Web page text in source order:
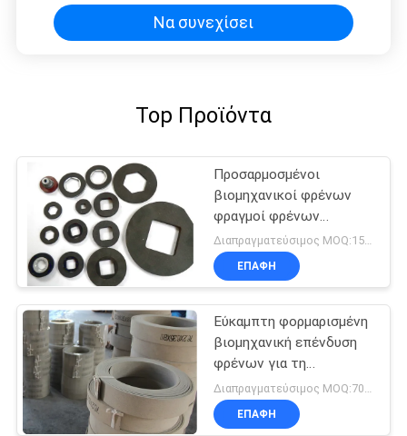
Να συνεχίσει
Top Προϊόντα
Προσαρμοσμένοι
βιομηχανικοί φρένων
φραγμοί φρένων
παχυμετρικών διαβητών
ευελιξίας επένδυσης
υψηλοί
Διαπραγματεύσιμος MOQ:150 PC
ΕΠΑΦΉ
Εύκαμπτη φορμαρισμένη
βιομηχανική επένδυση
φρένων για τη
μοτοσικλέτα
επαναλείψεων
ελαφριών φορτηγών
Διαπραγματεύσιμος MOQ:700 κλ
ΕΠΑΦΉ